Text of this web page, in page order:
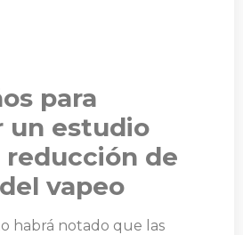
para
un estudio
reducción de
vapeo
habrá notado que las